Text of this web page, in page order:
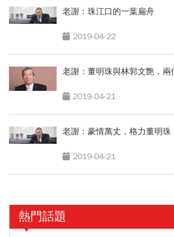
老謝：珠江口的一葉扁舟
2019-04-22
老謝：董明珠與林郭文艶，兩
2019-04-21
老謝：豪情萬丈，格力董明珠
2019-04-21
熱門話題